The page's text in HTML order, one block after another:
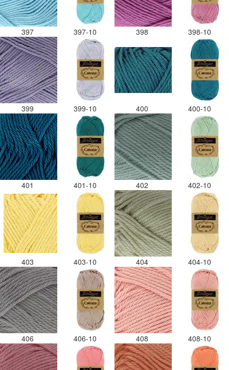
397 397-10 398 398-10
399 399-10 400 400-10
401 401-10 402 402-10
403 403-10 404 404-10
406 406-10 408 408-10